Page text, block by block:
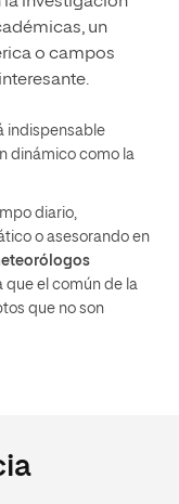
un
o campos
indispensable
dinámico como la
diario,
o asesorando en
que el común de la
que no son